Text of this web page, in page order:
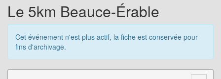
i
g
o
Le 5km Beauce-Érable
Cet événement n'est plus actif, la fiche est conservée pour
fins d'archivage.